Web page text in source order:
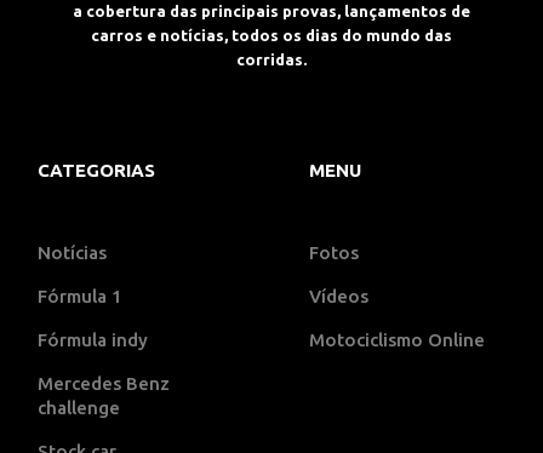
a cobertura das principais provas, lançamentos de
carros e notícias, todos os dias do mundo das
corridas.
CATEGORIAS
Notícias
Fórmula 1
Fórmula indy
Mercedes Benz
challenge
MENU
Fotos
Vídeos
Motociclismo Online